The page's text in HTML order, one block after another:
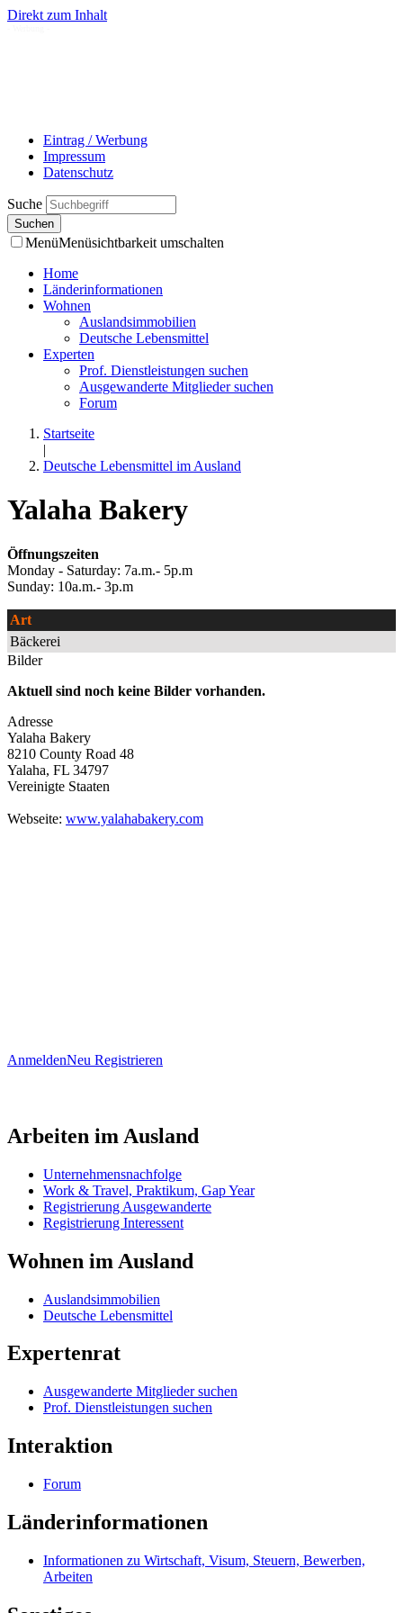
Direkt zum Inhalt
Eintrag / Werbung
Impressum
Datenschutz
Suche
MenüMenüsichtbarkeit umschalten
Home
Länderinformationen
Wohnen
Auslandsimmobilien
Deutsche Lebensmittel
Experten
Prof. Dienstleistungen suchen
Ausgewanderte Mitglieder suchen
Forum
Startseite
|
Deutsche Lebensmittel im Ausland
Yalaha Bakery
Öffnungszeiten
Monday - Saturday: 7a.m.- 5p.m
Sunday: 10a.m.- 3p.m
Art
Bäckerei
Bilder
Aktuell sind noch keine Bilder vorhanden.
Adresse
Yalaha Bakery
8210 County Road 48
Yalaha, FL 34797
Vereinigte Staaten
Webseite: www.yalahabakery.com
AnmeldenNeu Registrieren
Arbeiten im Ausland
Unternehmensnachfolge
Work & Travel, Praktikum, Gap Year
Registrierung Ausgewanderte
Registrierung Interessent
Wohnen im Ausland
Auslandsimmobilien
Deutsche Lebensmittel
Expertenrat
Ausgewanderte Mitglieder suchen
Prof. Dienstleistungen suchen
Interaktion
Forum
Länderinformationen
Informationen zu Wirtschaft, Visum, Steuern, Bewerben,
Arbeiten